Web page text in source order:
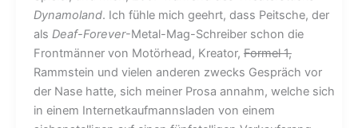
Dynamoland. Ich fühle mich geehrt, dass Peitsche, der
als Deaf-Forever-Metal-Mag-Schreiber schon die
Frontmänner von Motörhead, Kreator, Formel 1,
Rammstein und vielen anderen zwecks Gespräch vor
der Nase hatte, sich meiner Prosa annahm, welche sich
in einem Internetkaufmannsladen von einem